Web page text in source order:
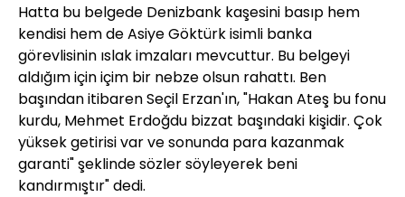
Hatta bu belgede Denizbank kaşesini basıp hem
kendisi hem de Asiye Göktürk isimli banka
görevlisinin ıslak imzaları mevcuttur. Bu belgeyi
aldığım için içim bir nebze olsun rahattı. Ben
başından itibaren Seçil Erzan'ın, "Hakan Ateş bu fonu
kurdu, Mehmet Erdoğdu bizzat başındaki kişidir. Çok
yüksek getirisi var ve sonunda para kazanmak
garanti" şeklinde sözler söyleyerek beni
kandırmıştır" dedi.